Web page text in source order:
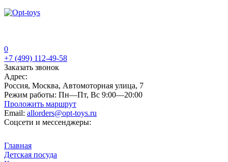
0
+7 (499) 112-49-58
Заказать звонок
Адрес:
Россия, Москва, Автомоторная улица, 7
Режим работы: Пн—Пт, Вс 9:00—20:00
Проложить маршрут
Email: allorders@opt-toys.ru
Соцсети и мессенджеры:
Главная
Детская посуда